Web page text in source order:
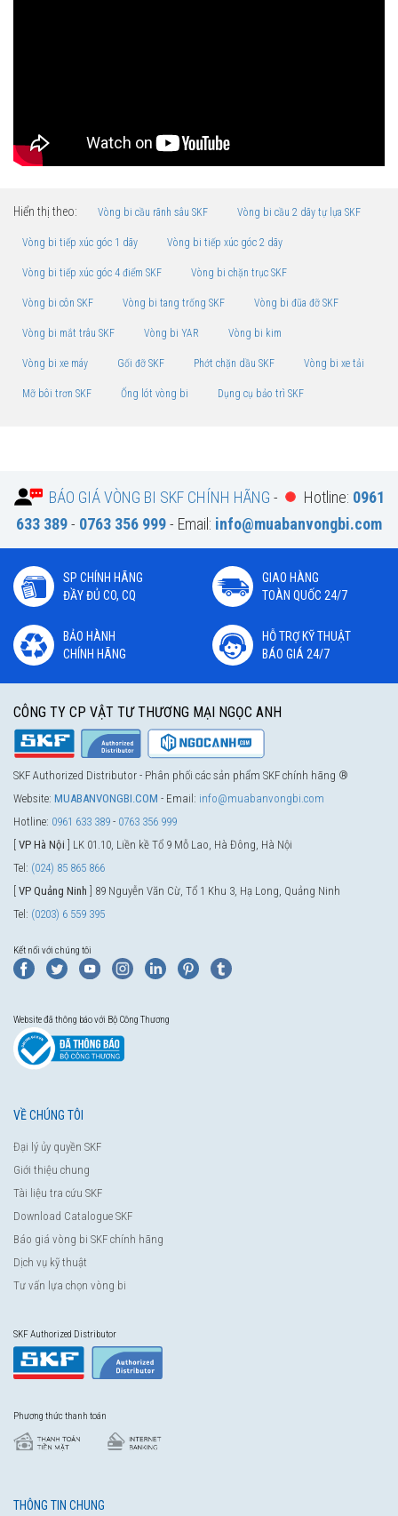
Hiển thị theo: Vòng bi cầu rãnh sâu SKF Vòng bi cầu 2 dãy tự lựa SKF
Vòng bi tiếp xúc góc 1 dãy Vòng bi tiếp xúc góc 2 dãy
Vòng bi tiếp xúc góc 4 điểm SKF Vòng bi chặn trục SKF
Vòng bi côn SKF Vòng bi tang trống SKF Vòng bi đũa đỡ SKF
Vòng bi mắt trâu SKF Vòng bi YAR Vòng bi kim
Vòng bi xe máy Gối đỡ SKF Phớt chặn dầu SKF Vòng bi xe tải
Mỡ bôi trơn SKF Ống lót vòng bi Dụng cụ bảo trì SKF
BÁO GIÁ VÒNG BI SKF CHÍNH HÃNG - Hotline: 0961
633 389- 0763 356 999- Email: info@muabanvongbi.com
SP CHÍNH HÃNG
ĐẦY ĐỦ CO, CQ
GIAO HÀNG
TOÀN QUỐC 24/7
BẢO HÀNH
CHÍNH HÃNG
HỖ TRỢ KỸ THUẬT
BÁO GIÁ 24/7
CÔNG TY CP VẬT TƯ THƯƠNG MẠI NGỌC ANH
SKF Authorized Distributor - Phân phối các sản phẩm SKF chính hãng ®
Website: MUABANVONGBI.COM - Email: info@muabanvongbi.com
Hotline: 0961 633 389 - 0763 356 999
VP Hà Nội ] LK 01.10, Liền kề Tổ 9 Mỗ Lao, Hà Đông, Hà Nội
Tel: (024) 85 865 866
VP Quảng Ninh ] 89 Nguyễn Văn Cừ, Tổ 1 Khu 3, Hạ Long, Quảng Ninh
Tel: (0203) 6 559 395
Kết nối với chúng tôi
Website đã thông báo với Bộ Công Thương
VỀ CHÚNG TÔI
Đại lý ủy quyền SKF
Giới thiệu chung
Tài liệu tra cứu SKF
Download Catalogue SKF
Báo giá vòng bi SKF chính hãng
Dịch vụ kỹ thuật
Tư vấn lựa chọn vòng bi
SKF Authorized Distributor
Phương thức thanh toán
THÔNG TIN CHUNG